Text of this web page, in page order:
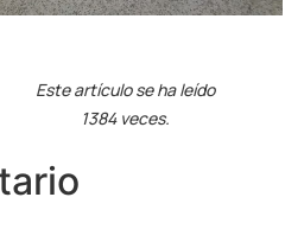
Este artículo se ha leído
1384 veces.